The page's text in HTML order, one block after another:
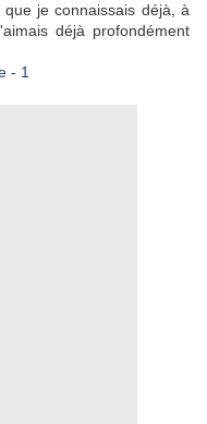
je connaissais déjà, à
déjà profondément